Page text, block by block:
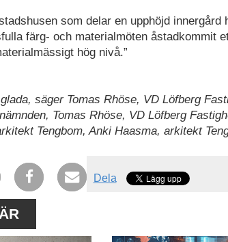
som delar en upphöjd innergård
färg- och materialmöten åstadkommit
hög nivå.”
säger Tomas Rhöse, VD Löfberg
Tomas Rhöse, VD Löfberg
Tengbom, Anki Haasma, arkitekt
Dela